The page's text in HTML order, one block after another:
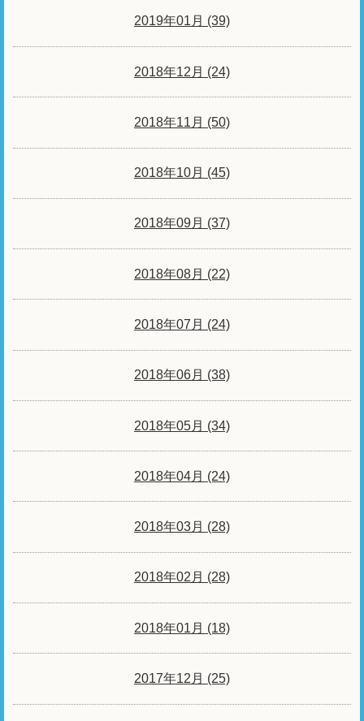
2019年01月 (39)
2018年12月 (24)
2018年11月 (50)
2018年10月 (45)
2018年09月 (37)
2018年08月 (22)
2018年07月 (24)
2018年06月 (38)
2018年05月 (34)
2018年04月 (24)
2018年03月 (28)
2018年02月 (28)
2018年01月 (18)
2017年12月 (25)